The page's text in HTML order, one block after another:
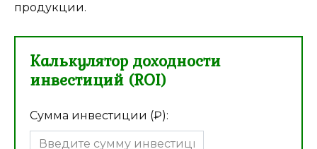
продукции.
Калькулятор доходности
инвестиций (ROI)
Сумма инвестиции (₽):